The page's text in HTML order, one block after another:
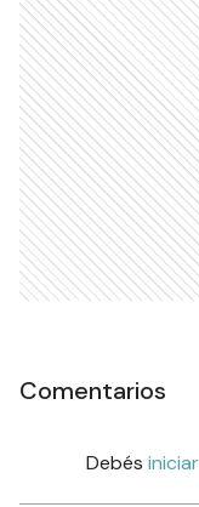
Comentarios
Debés